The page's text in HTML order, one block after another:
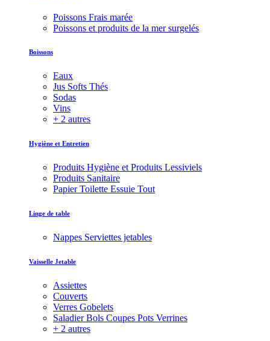
Poissons Frais marée
Poissons et produits de la mer surgelés
Boissons
Eaux
Jus Softs Thés
Sodas
Vins
+ 2 autres
Hygiène et Entretien
Produits Hygiène et Produits Lessiviels
Produits Sanitaire
Papier Toilette Essuie Tout
Linge de table
Nappes Serviettes jetables
Vaisselle Jetable
Assiettes
Couverts
Verres Gobelets
Saladier Bols Coupes Pots Verrines
+ 2 autres